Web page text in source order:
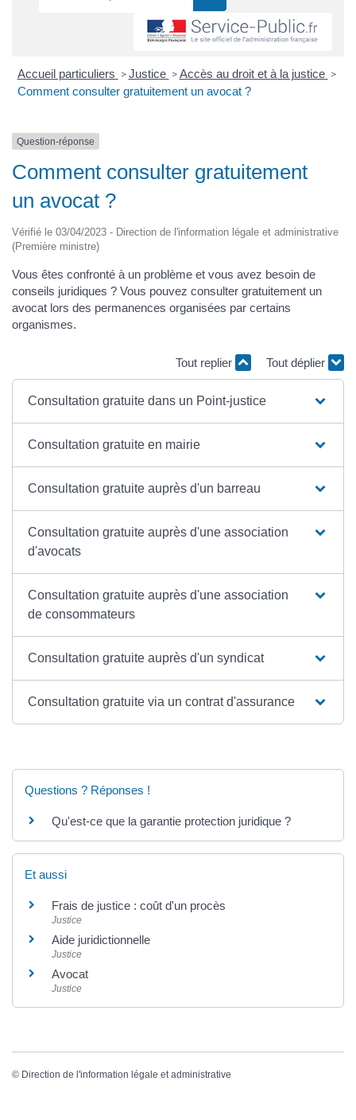
Accueil particuliers > Justice > Accès au droit et à la justice >
Comment consulter gratuitement un avocat ?
Question-réponse
Comment consulter gratuitement
un avocat ?
Vérifié le 03/04/2023 - Direction de l'information légale et administrative
(Première ministre)
Vous êtes confronté à un problème et vous avez besoin de
conseils juridiques ? Vous pouvez consulter gratuitement un
avocat lors des permanences organisées par certains
organismes.
Tout replier Tout déplier
Consultation gratuite dans un Point-justice
Consultation gratuite en mairie
Consultation gratuite auprès d'un barreau
Consultation gratuite auprès d'une association
d'avocats
Consultation gratuite auprès d'une association
de consommateurs
Consultation gratuite auprès d'un syndicat
Consultation gratuite via un contrat d'assurance
Questions ? Réponses !
Qu'est-ce que la garantie protection juridique ?
Et aussi
Frais de justice : coût d'un procès
Justice
Aide juridictionnelle
Justice
Avocat
Justice
© Direction de l'information légale et administrative